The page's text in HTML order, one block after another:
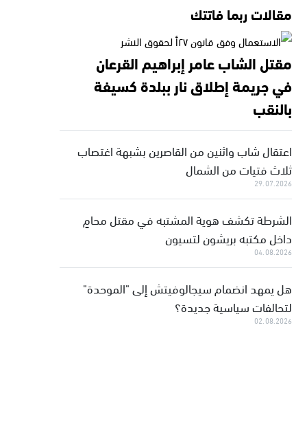
مقالات ربما فاتتك
مقتل الشاب عامر إبراهيم القرعان
في جريمة إطلاق نار ببلدة كسيفة
بالنقب
اعتقال شاب واثنين من القاصرين بشبهة اغتصاب
ثلاث فتيات من الشمال
29.07.2026
الشرطة تكشف هوية المشتبه في مقتل محامٍ
داخل مكتبه بريشون لتسيون
04.08.2026
هل يمهد انضمام سيجالوفيتش إلى "الموحدة"
لتحالفات سياسية جديدة؟
02.08.2026